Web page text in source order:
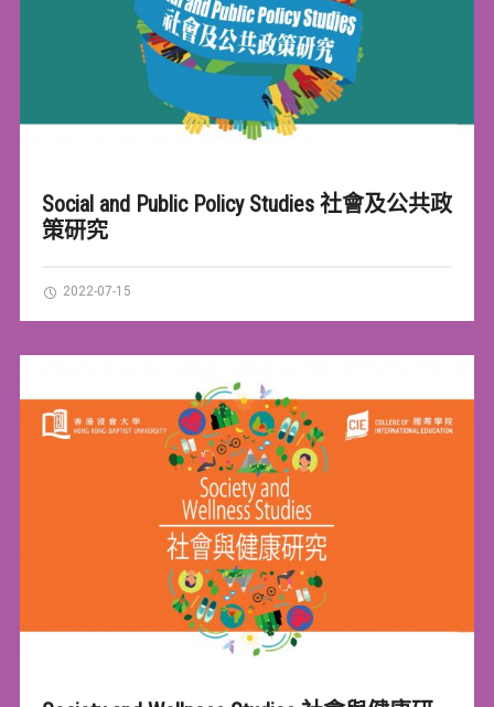
Social and Public Policy Studies 社會及公共政
策研究
2022-07-15